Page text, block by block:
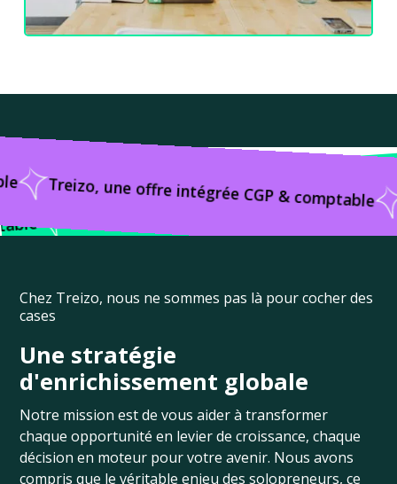
Treizo, une offre intégrée CGP & comptable
Treizo, une offre intégrée CGP &
Chez Treizo, nous ne sommes pas là pour cocher des
cases
Une stratégie
d'enrichissement globale
Notre mission est de vous aider à transformer
chaque opportunité en levier de croissance, chaque
décision en moteur pour votre avenir. Nous avons
compris que le véritable enjeu des solopreneurs, ce